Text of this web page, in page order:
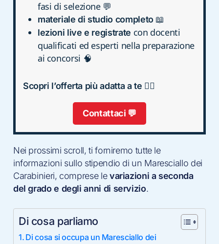
fasi di selezione 💬
materiale di studio completo📖
lezioni live e registrate con docenti
qualificati ed esperti nella preparazione
ai concorsi 🧠
Scopri l’offerta più adatta a te 👮‍♀️
Contattaci 💬
Nei prossimi scroll, ti forniremo tutte le
informazioni sullo stipendio di un Maresciallo dei
Carabinieri, comprese levariazioni a seconda
del grado e degli anni di servizio.
Di cosa parliamo
Di cosa si occupa un Maresciallo dei